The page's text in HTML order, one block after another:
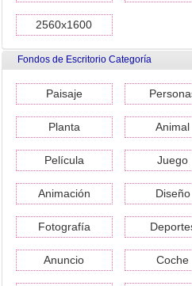
2560x1600
Fondos de Escritorio Categoría
Paisaje
Planta Animal
Película Juego
Animación Diseño
Fotografía
Anuncio Coche